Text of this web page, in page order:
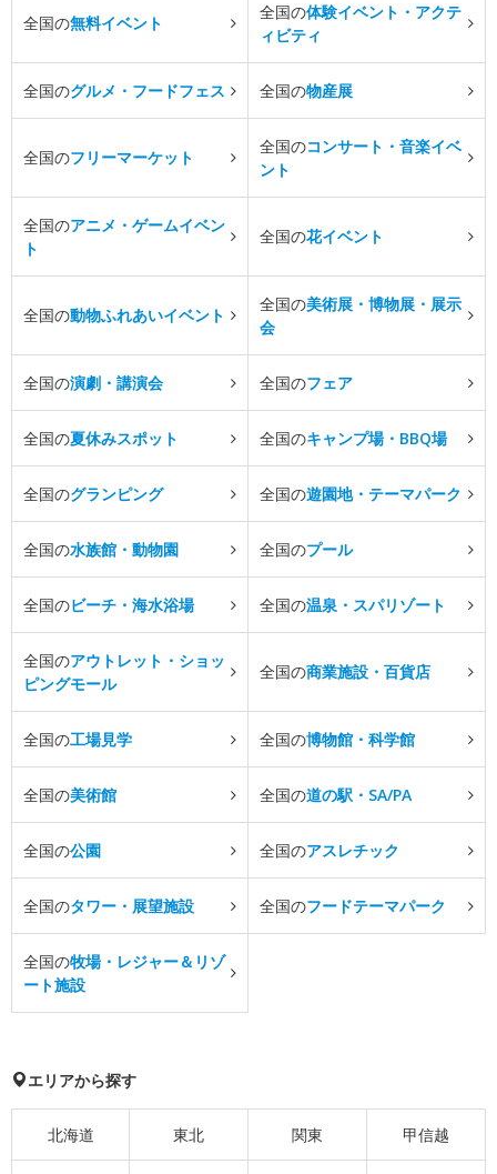
全国の無料イベント
全国の体験イベント・アクテ
ィビティ
全国のグルメ・フードフェス 全国の物産展
全国のフリーマーケット
全国のコンサート・音楽イベ
ント
全国のアニメ・ゲームイベン
ト
全国の花イベント
全国の動物ふれあいイベント
全国の美術展・博物展・展示
会
全国の演劇・講演会 全国のフェア
全国の夏休みスポット 全国のキャンプ場・BBQ場
全国のグランピング 全国の遊園地・テーマパーク
全国の水族館・動物園 全国のプール
全国のビーチ・海水浴場 全国の温泉・スパリゾート
全国のアウトレット・ショッ
ピングモール
全国の商業施設・百貨店
全国の工場見学 全国の博物館・科学館
全国の美術館 全国の道の駅・SA/PA
全国の公園 全国のアスレチック
全国のタワー・展望施設 全国のフードテーマパーク
全国の牧場・レジャー＆リゾ
ート施設
エリアから探す
北海道 東北 関東 甲信越